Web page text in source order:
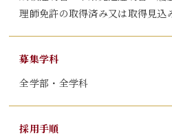
理師免許の取得済み又は取得見込
募集学科
全学部・全学科
採用手順